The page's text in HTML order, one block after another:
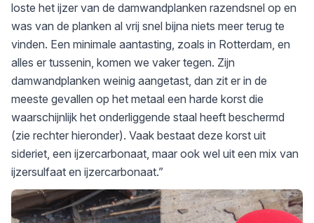
loste het ijzer van de damwandplanken razendsnel op en
was van de planken al vrij snel bijna niets meer terug te
vinden. Een minimale aantasting, zoals in Rotterdam, en
alles er tussenin, komen we vaker tegen. Zijn
damwandplanken weinig aangetast, dan zit er in de
meeste gevallen op het metaal een harde korst die
waarschijnlijk het onderliggende staal heeft beschermd
(zie rechter hieronder). Vaak bestaat deze korst uit
sideriet, een ijzercarbonaat, maar ook wel uit een mix van
ijzersulfaat en ijzercarbonaat.”